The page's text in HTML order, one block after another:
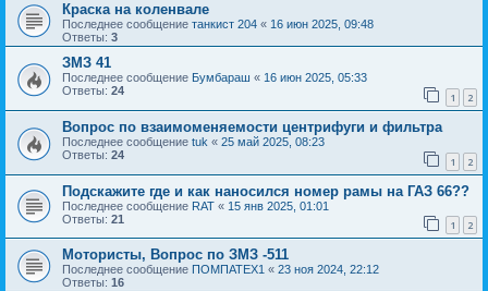
Краска на коленвале
Последнее сообщение танкист 204 « 16 июн 2025, 09:48
Ответы: 3
ЗМЗ 41
Последнее сообщение Бумбараш « 16 июн 2025, 05:33
Ответы: 24 1 2
Вопрос по взаимоменяемости центрифуги и фильтра
Последнее сообщение tuk « 25 май 2025, 08:23
Ответы: 24 1 2
Подскажите где и как наносился номер рамы на ГАЗ 66??
Последнее сообщение RAT « 15 янв 2025, 01:01
Ответы: 21 1 2
Мотористы, Вопрос по ЗМЗ -511
Последнее сообщение ПОМПАТЕХ1 « 23 ноя 2024, 22:12
Ответы: 16